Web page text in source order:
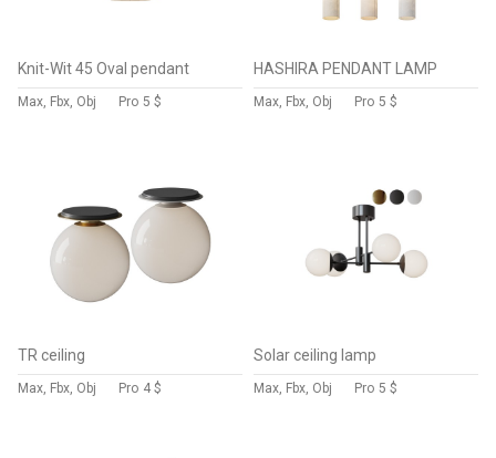
Knit-Wit 45 Oval pendant
Max, Fbx, Obj Pro 5 $
HASHIRA PENDANT LAMP
Max, Fbx, Obj Pro 5 $
TR ceiling
Max, Fbx, Obj Pro 4 $
Solar ceiling lamp
Max, Fbx, Obj Pro 5 $